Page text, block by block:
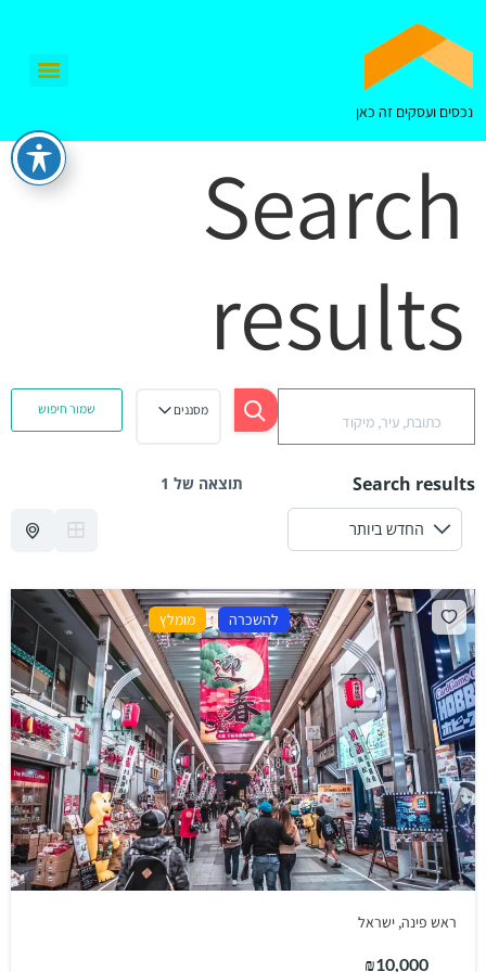
נכסים ועסקים זה כאן
Search
results
מסננים שמור חיפוש
Search results תוצאה של 1
להשכרה מומלץ
ראש פינה, ישראל
₪10,000